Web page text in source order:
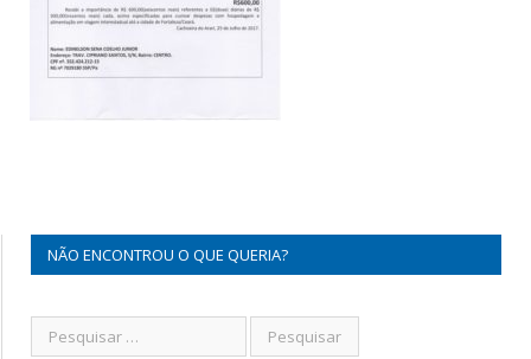
NÃO ENCONTROU O QUE QUERIA?